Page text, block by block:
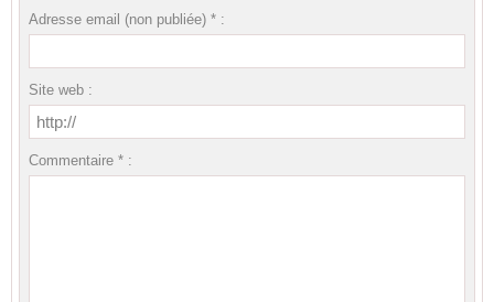
Adresse email (non publiée) * :
Site web :
Commentaire * :